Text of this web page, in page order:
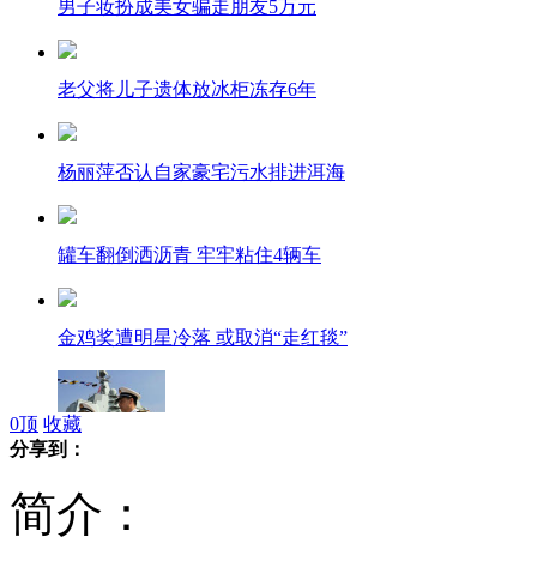
男子妆扮成美女骗走朋友5万元
老父将儿子遗体放冰柜冻存6年
杨丽萍否认自家豪宅污水排进洱海
罐车翻倒洒沥青 牢牢粘住4辆车
金鸡奖遭明星冷落 或取消“走红毯”
航母入列对钓鱼岛局势有何影响?
0顶 收藏
分享到：
简介：